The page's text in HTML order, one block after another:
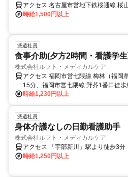
時給1,500円以上
アクセス 名古屋市営地下鉄桜通線 桜
派遣社員
食事介助(夕方2時間・看護学
株式会社ルフト・メディカルケア
時給1,230円以上
アクセス 福岡市営七隈線 梅林（福岡
15分、福岡市営七隈線 野芥1番口徒
七隈線 福大前1番口徒歩約25分 地下鉄
徒歩18分、・車・自転車・バイク通
駐車場完備）
派遣社員
身体介護なしの日勤看護助手
株式会社ルフト・メディカルケア
時給1,250円以上
アクセス 「宇部新川」駅より徒歩3分